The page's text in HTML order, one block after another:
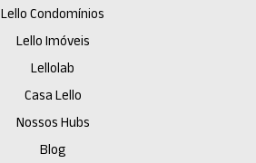
Lello Condomínios
Lello Imóveis
Lellolab
Casa Lello
Nossos Hubs
Blog